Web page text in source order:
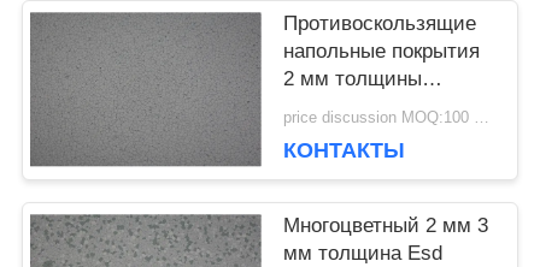
КАРТА
САЙТА
ПОЛИТИКА
КОНФИДЕНЦИАЛЬНОСТИ
Противоскользящие
напольные покрытия
2 мм толщины
антистатические
CE / SGS / ISO
price discussion MOQ:100 кв.м.
КОНТАКТЫ
Многоцветный 2 мм 3
мм толщина Esd